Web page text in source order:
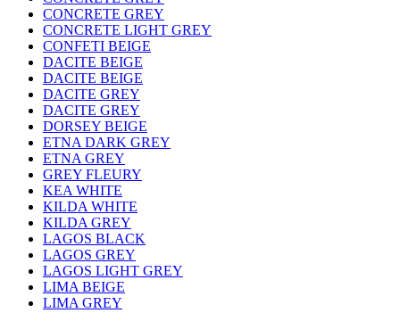
CONCRETE GREY
CONCRETE LIGHT GREY
CONFETI BEIGE
DACITE BEIGE
DACITE BEIGE
DACITE GREY
DACITE GREY
DORSEY BEIGE
ETNA DARK GREY
ETNA GREY
GREY FLEURY
KEA WHITE
KILDA WHITE
KILDA GREY
LAGOS BLACK
LAGOS GREY
LAGOS LIGHT GREY
LIMA BEIGE
LIMA GREY